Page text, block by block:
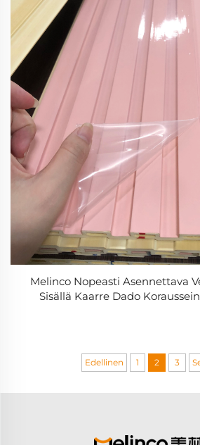
Melinco Nopeasti Asennettava
Sisällä Kaarre Dado
Edellinen 1 2 3